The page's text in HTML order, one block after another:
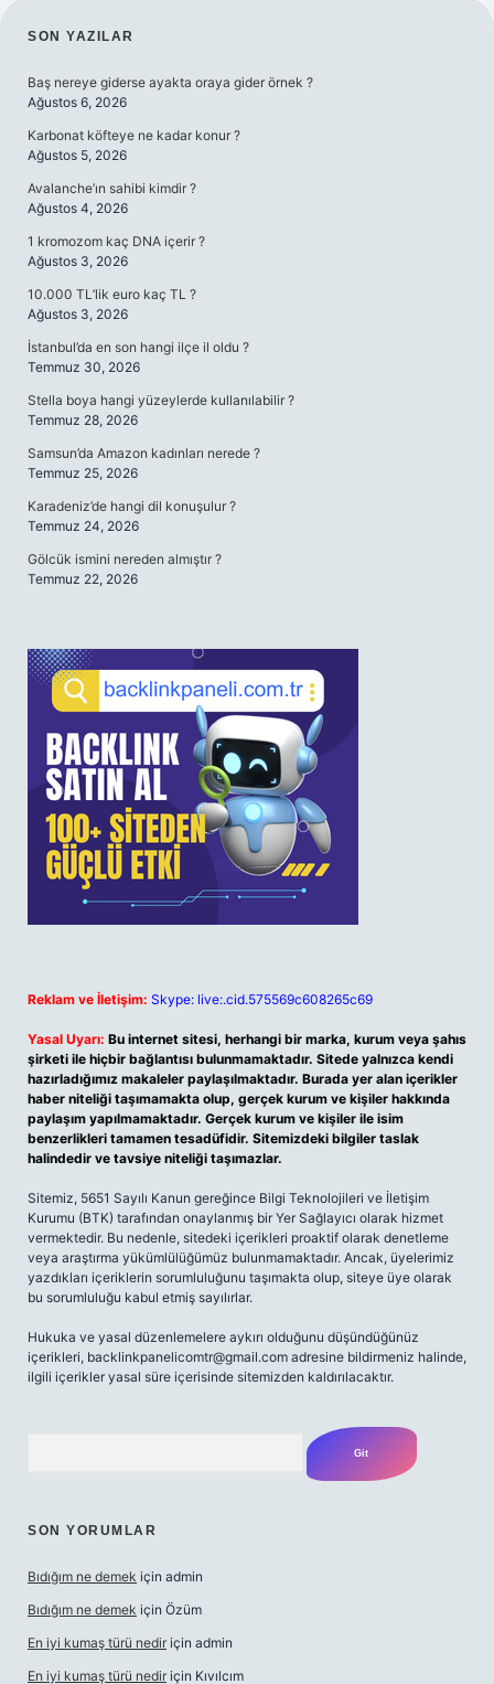
SIDEBAR
SON YAZILAR
Baş nereye giderse ayakta oraya gider örnek ?
Ağustos 6, 2026
Karbonat köfteye ne kadar konur ?
Ağustos 5, 2026
Avalanche’ın sahibi kimdir ?
Ağustos 4, 2026
1 kromozom kaç DNA içerir ?
Ağustos 3, 2026
10.000 TL’lik euro kaç TL ?
Ağustos 3, 2026
İstanbul’da en son hangi ilçe il oldu ?
Temmuz 30, 2026
Stella boya hangi yüzeylerde kullanılabilir ?
Temmuz 28, 2026
Samsun’da Amazon kadınları nerede ?
Temmuz 25, 2026
Karadeniz’de hangi dil konuşulur ?
Temmuz 24, 2026
Gölcük ismini nereden almıştır ?
Temmuz 22, 2026
Reklam ve İletişim: Skype: live:.cid.575569c608265c69
Yasal Uyarı: Bu internet sitesi, herhangi bir marka, kurum veya şahıs
şirketi ile hiçbir bağlantısı bulunmamaktadır. Sitede yalnızca kendi
hazırladığımız makaleler paylaşılmaktadır. Burada yer alan içerikler
haber niteliği taşımamakta olup, gerçek kurum ve kişiler hakkında
paylaşım yapılmamaktadır. Gerçek kurum ve kişiler ile isim
benzerlikleri tamamen tesadüfidir. Sitemizdeki bilgiler taslak
halindedir ve tavsiye niteliği taşımazlar.
Sitemiz, 5651 Sayılı Kanun gereğince Bilgi Teknolojileri ve İletişim
Kurumu (BTK) tarafından onaylanmış bir Yer Sağlayıcı olarak hizmet
vermektedir. Bu nedenle, sitedeki içerikleri proaktif olarak denetleme
veya araştırma yükümlülüğümüz bulunmamaktadır. Ancak, üyelerimiz
yazdıkları içeriklerin sorumluluğunu taşımakta olup, siteye üye olarak
bu sorumluluğu kabul etmiş sayılırlar.
Hukuka ve yasal düzenlemelere aykırı olduğunu düşündüğünüz
içerikleri, backlinkpanelicomtr@gmail.com adresine bildirmeniz halinde,
ilgili içerikler yasal süre içerisinde sitemizden kaldırılacaktır.
SON YORUMLAR
Bıdığım ne demek için admin
Bıdığım ne demek için Özüm
En iyi kumaş türü nedir için admin
En iyi kumaş türü nedir için Kıvılcım